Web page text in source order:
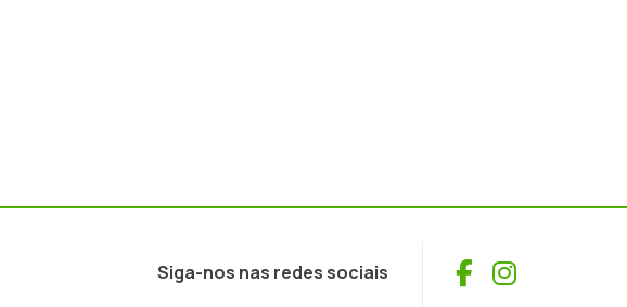
Siga-nos nas redes sociais Facebook
Instagram